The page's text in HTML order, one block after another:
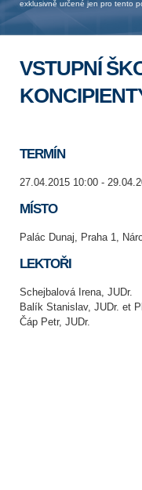
exklusivně určené jen pro tento
VSTUPNÍ
TERMÍN
27.04.2015 10:00 -
MÍSTO
Palác Dunaj, Praha 1,
LEKTOŘI
Schejbalová Irena, JUDr.
Balík Stanislav, JUDr. et
Čáp Petr, JUDr.